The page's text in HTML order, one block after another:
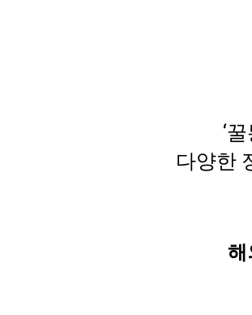
‘
다양한
해